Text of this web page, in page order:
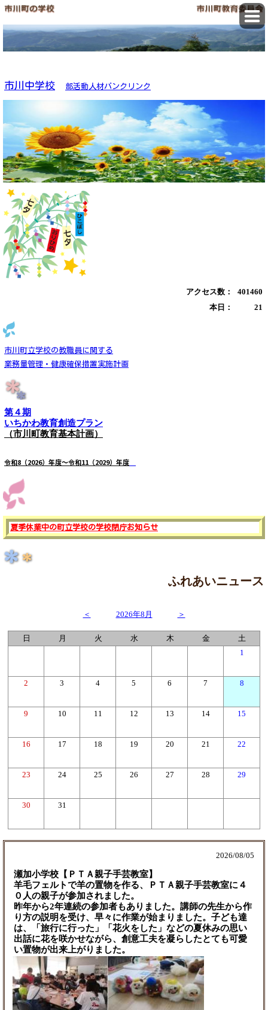
市川中学校 部活動人材バンクリンク
アクセス数：
401460
本日：
21
市川町立学校の教職員に関する
業務量管理・健康確保措置実施計画
第４期
いちかわ教育創造プラン
（市川町教育基本計画）
令和8 （2026）年度～令和11（2029）年度
夏季休業中の町立学校の学校閉庁お知らせ
ふれあいニュース
＜ 2026年8月 ＞
日 月 火 水 木 金
土
1
2 3 4 5 6 7 8
9 10 11 12 13 14 15
16 17 18 19 20 21 22
23 24 25 26 27 28 29
30 31
2026/08/05
瀬加小学校【ＰＴＡ親子手芸教室】
羊毛フェルトで羊の置物を作る、ＰＴＡ親子手芸教室に４
０人の親子が参加されました。
昨年から2年連続の参加者もありました。講師の先生から作
り方の説明を受け、早々に作業が始まりました。子ども達
は、「旅行に行った」「花火をした」などの夏休みの思い
出話に花を咲かせながら、創意工夫を凝らしたとても可愛
い置物が出来上がりました。